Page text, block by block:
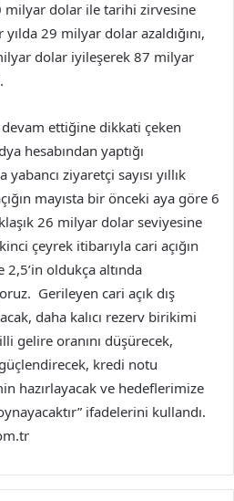
milyar dolar ile tarihi zirvesine
29 milyar dolar azaldığını,
dolar iyileşerek 87 milyar
ettiğine dikkati çeken
hesabından yaptığı
yabancı ziyaretçi sayısı yıllık
mayısta bir önceki aya göre 6
26 milyar dolar seviyesine
çeyrek itibarıyla cari açığın
2,5’in oldukça altında
Gerileyen cari açık dış
daha kalıcı rezerv birikimi
gelire oranını düşürecek,
kredi notu
hazırlayacak ve hedeflerimize
ifadelerini kullandı.